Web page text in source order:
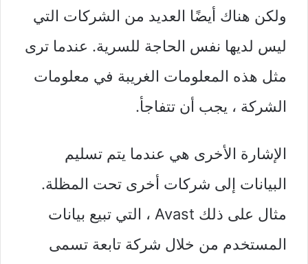
ولكن هناك أيضًا العديد من الشركات التي
ليس لديها نفس الحاجة للسرية. عندما ترى
مثل هذه المعلومات الغريبة في معلومات
الشركة ، يجب أن تتفاجأ.
الإشارة الأخرى هي عندما يتم تسليم
البيانات إلى شركات أخرى تحت المظلة.
مثال على ذلك Avast ، التي تبيع بيانات
المستخدم من خلال شركة تابعة تسمى